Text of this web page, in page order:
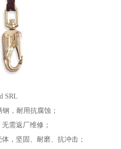
SRL
，耐用抗腐蚀；
需返厂维修；
，坚固、耐磨、抗冲击；